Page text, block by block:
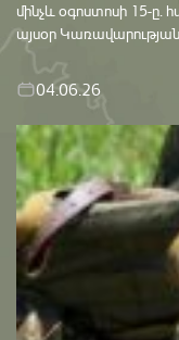
մինչև օգոստոսի 15-ը․
այսօր Կառավարության
04.06.26